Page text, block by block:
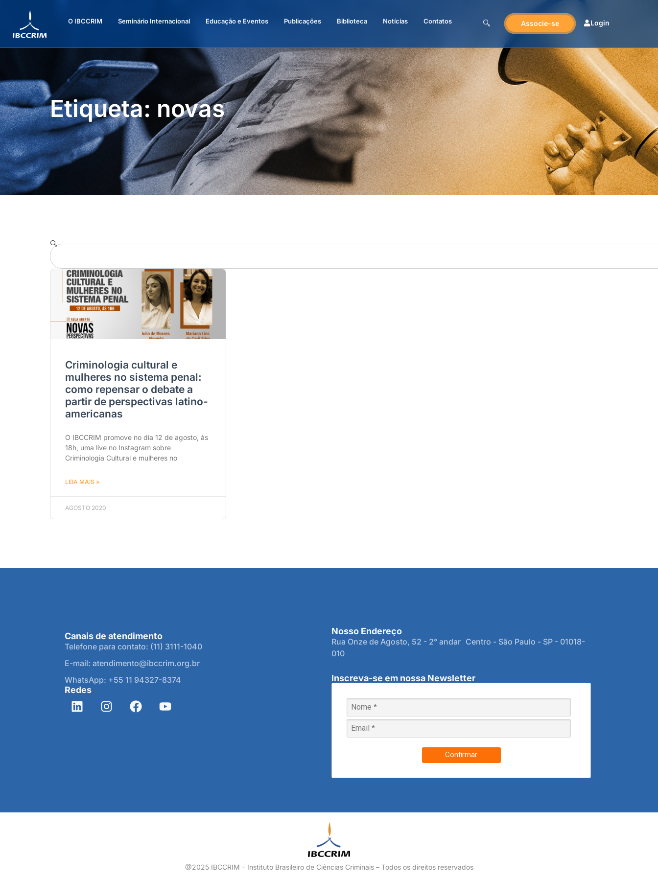
O IBCCRIM Seminário Internacional Educação e Eventos Publicações Biblioteca Notícias Contatos Associe-se Login
Etiqueta: novas
Criminologia cultural e
mulheres no sistema penal:
como repensar o debate a
partir de perspectivas latino-
americanas
O IBCCRIM promove no dia 12 de agosto, às
18h, uma live no Instagram sobre
Criminologia Cultural e mulheres no
LEIA MAIS »
AGOSTO 2020
Canais de atendimento
Telefone para contato: (11) 3111-1040
E-mail: atendimento@ibccrim.org.br
WhatsApp: +55 11 94327-8374
Redes
Nosso Endereço
Rua Onze de Agosto, 52 - 2° andar Centro - São Paulo - SP - 01018-
010
Inscreva-se em nossa Newsletter
Confirmar
@2025 IBCCRIM – Instituto Brasileiro de Ciências Criminais – Todos os direitos reservados